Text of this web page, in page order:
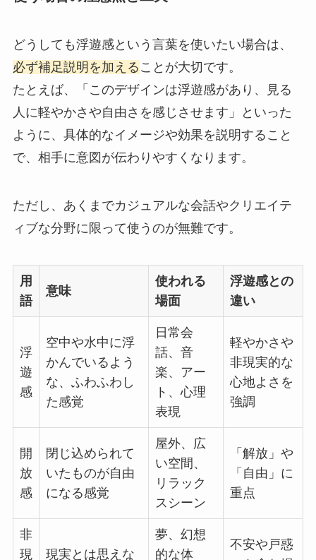
どうしても浮遊感という言葉を使いたい場合は、
必ず補足説明を加える ことが大切です。
たとえば、「このデザインは浮遊感があり、見る
人に軽やかさや自由さを感じさせます」といった
ように、具体的なイメージや効果を説明すること
で、相手に意図が伝わりやすくなります。
ただし、あくまでカジュアルな会話やクリエイテ
ィブな分野に限って使うのが無難です。
用
語
意味
使われる
場面
浮遊感との
違い
浮
遊
感
空中や水中に浮
かんでいるよう
な、ふわふわし
た感覚
日常会
話、音
楽、アー
ト、心理
表現
軽やかさや
非現実的な
心地よさを
強調
開
放
感
閉じ込められて
いたものが自由
になる感覚
屋外、広
い空間、
リラック
スシーン
「解放」や
「自由」に
重点
非
現
現実とは思えな
夢、幻想
的な体
不安や戸惑